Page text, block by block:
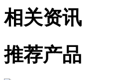
相关资讯
推荐产品